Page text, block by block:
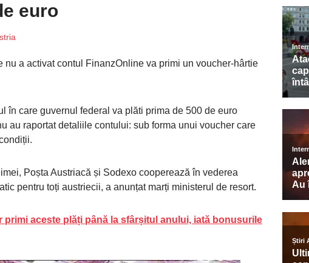
euro
nu a activat contul FinanzOnline va primi un voucher-hârtie
în care guvernul federal va plăti prima de 500 de euro
au raportat detaliile contului: sub forma unui voucher care
Poșta Austriacă și Sodexo cooperează în vederea
pentru toți austriecii, a anunțat marți ministerul de resort.
primi aceste plăți până la sfârșitul anului, iată bonusurile